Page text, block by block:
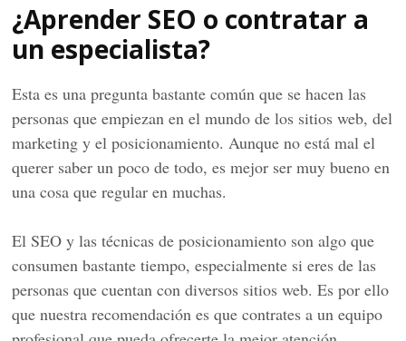
¿Aprender SEO o contratar a
un especialista?
Esta es una pregunta bastante común que se hacen las
personas que empiezan en el mundo de los sitios web, del
marketing y el posicionamiento. Aunque no está mal el
querer saber un poco de todo, es mejor ser muy bueno en
una cosa que regular en muchas.
El SEO y las técnicas de posicionamiento son algo que
consumen bastante tiempo, especialmente si eres de las
personas que cuentan con diversos sitios web. Es por ello
que nuestra recomendación es que contrates a un equipo